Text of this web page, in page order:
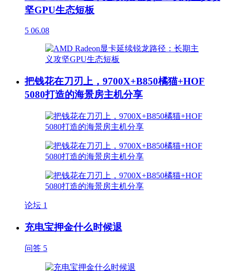
坚GPU生态短板
5 06.08
把钱花在刀刃上，9700X+B850橘猫+HOF
5080打造的海景房主机分享
论坛 1
充电宝押金什么时候退
问答 5